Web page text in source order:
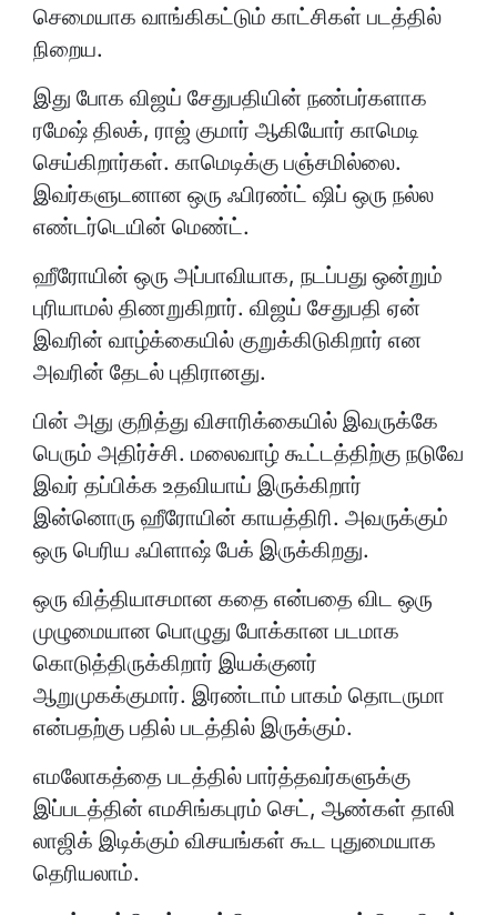
செமையாக வாங்கிகட்டும் காட்சிகள் படத்தில்
நிறைய.
இது போக விஜய் சேதுபதியின் நண்பர்களாக
ரமேஷ் திலக், ராஜ் குமார் ஆகியோர் காமெடி
செய்கிறார்கள். காமெடிக்கு பஞ்சமில்லை.
இவர்களுடனான ஒரு ஃபிரண்ட் ஷிப் ஒரு நல்ல
எண்டர்டெயின் மெண்ட்.
ஹீரோயின் ஒரு அப்பாவியாக, நடப்பது ஒன்றும்
புரியாமல் திணறுகிறார். விஜய் சேதுபதி ஏன்
இவரின் வாழ்க்கையில் குறுக்கிடுகிறார் என
அவரின் தேடல் புதிரானது.
பின் அது குறித்து விசாரிக்கையில் இவருக்கே
பெரும் அதிர்ச்சி. மலைவாழ் கூட்டத்திற்கு நடுவே
இவர் தப்பிக்க உதவியாய் இருக்கிறார்
இன்னொரு ஹீரோயின் காயத்திரி. அவருக்கும்
ஒரு பெரிய ஃபிளாஷ் பேக் இருக்கிறது.
ஒரு வித்தியாசமான கதை என்பதை விட ஒரு
முழுமையான பொழுது போக்கான படமாக
கொடுத்திருக்கிறார் இயக்குனர்
ஆறுமுகக்குமார். இரண்டாம் பாகம் தொடருமா
என்பதற்கு பதில் படத்தில் இருக்கும்.
எமலோகத்தை படத்தில் பார்த்தவர்களுக்கு
இப்படத்தின் எமசிங்கபுரம் செட், ஆண்கள் தாலி
லாஜிக் இடிக்கும் விசயங்கள் கூட புதுமையாக
தெரியலாம்.